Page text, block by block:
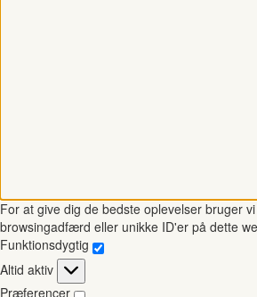
For at give dig de bedste oplevelser bruger
browsingadfærd eller unikke ID'er på dette
Funktionsdygtig
Funktionsdygtig
Altid aktiv
Præferencer